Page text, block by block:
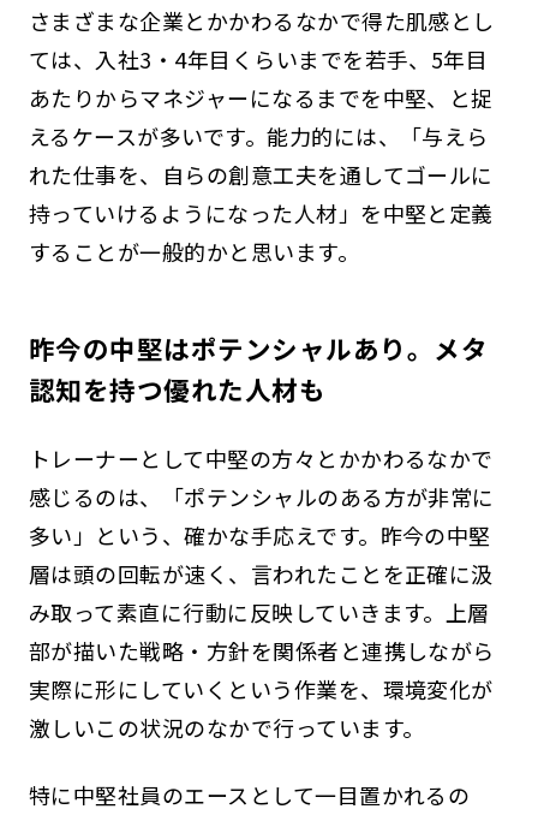
さまざまな企業とかかわるなかで得た肌感とし
ては、入社3・4年目くらいまでを若手、5年目
あたりからマネジャーになるまでを中堅、と捉
えるケースが多いです。能力的には、「与えら
れた仕事を、自らの創意工夫を通してゴールに
持っていけるようになった人材」を中堅と定義
することが一般的かと思います。
昨今の中堅はポテンシャルあり。メタ
認知を持つ優れた人材も
トレーナーとして中堅の方々とかかわるなかで
感じるのは、「ポテンシャルのある方が非常に
多い」という、確かな手応えです。昨今の中堅
層は頭の回転が速く、言われたことを正確に汲
み取って素直に行動に反映していきます。上層
部が描いた戦略・方針を関係者と連携しながら
実際に形にしていくという作業を、環境変化が
激しいこの状況のなかで行っています。
特に中堅社員のエースとして一目置かれるの